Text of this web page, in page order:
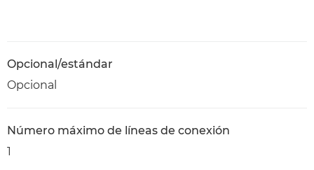
Opcional/estándar
Opcional
Número máximo de líneas de conexión
1